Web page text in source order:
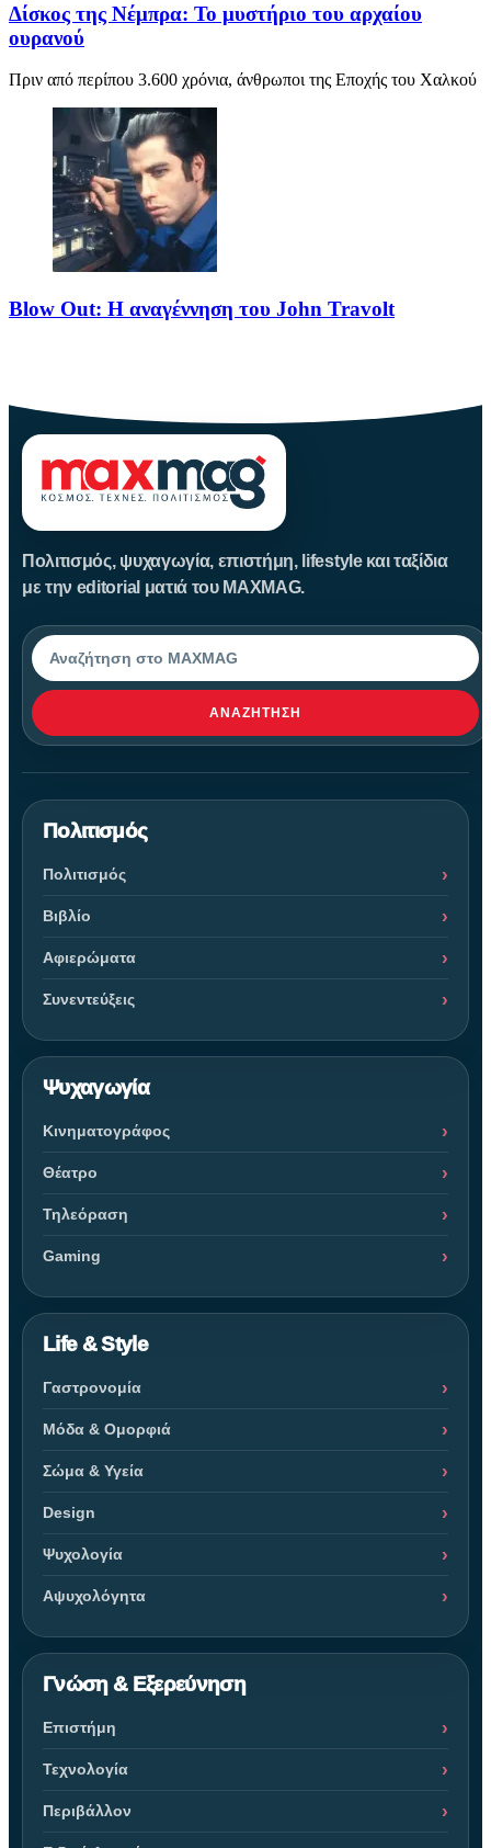
Δίσκος της Νέμπρα: Το μυστήριο του αρχαίου
ουρανού
Πριν από περίπου 3.600 χρόνια, άνθρωποι της Εποχής του Χαλκού
Blow Out: Η αναγέννηση του John Travolt
Πολιτισμός, ψυχαγωγία, επιστήμη, lifestyle και ταξίδια
με την editorial ματιά του MAXMAG.
Αναζήτηση
ΑΝΑΖΉΤΗΣΗ
Πολιτισμός
Πολιτισμός
Βιβλίο
Αφιερώματα
Συνεντεύξεις
Ψυχαγωγία
Κινηματογράφος
Θέατρο
Τηλεόραση
Gaming
Life & Style
Γαστρονομία
Μόδα & Ομορφιά
Σώμα & Υγεία
Design
Ψυχολογία
Αψυχολόγητα
Γνώση & Εξερεύνηση
Επιστήμη
Τεχνολογία
Περιβάλλον